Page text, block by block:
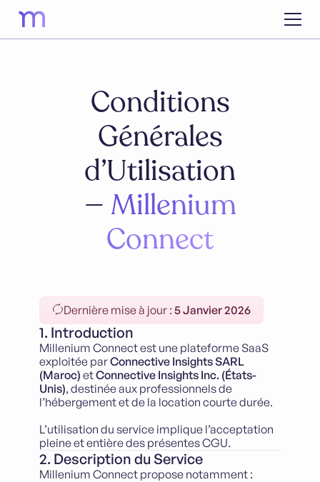
Conditions
Générales
d’Utilisation
— Millenium
Connect
Dernière mise à jour :5 Janvier 2026
1. Introduction
Millenium Connect est une plateforme SaaS
exploitée parConnective Insights SARL
(Maroc) etConnective Insights Inc. (États-
Unis), destinée aux professionnels de
l’hébergement et de la location courte durée.
L’utilisation du service implique l’acceptation
pleine et entière des présentes CGU.
2. Description du Service
Millenium Connect propose notamment :